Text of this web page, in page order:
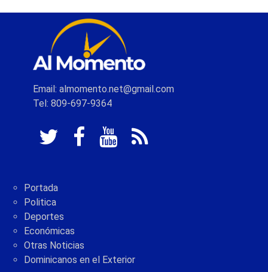
Email: almomento.net@gmail.com
Tel: 809-697-9364
Portada
Politica
Deportes
Económicas
Otras Noticias
Dominicanos en el Exterior